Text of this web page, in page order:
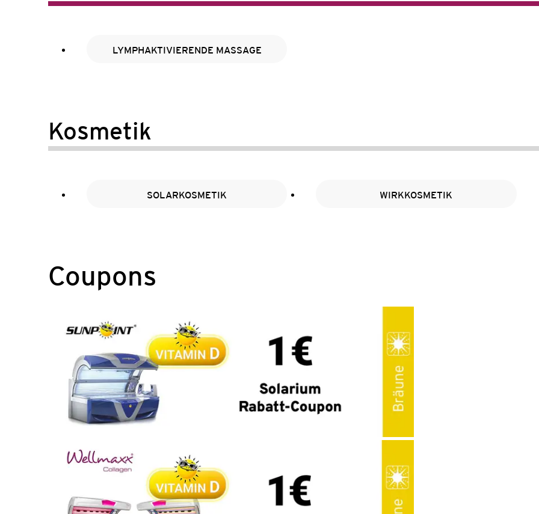
LYMPHAKTIVIERENDE MASSAGE
Kosmetik
SOLARKOSMETIK WIRKKOSMETIK
Coupons